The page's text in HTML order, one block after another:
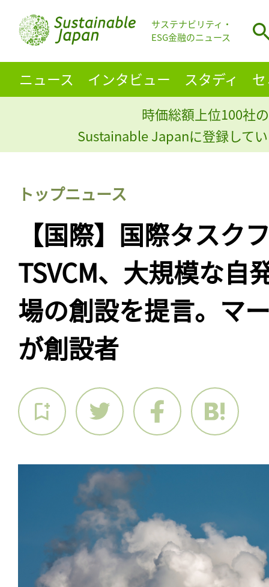
サステナビリティ・
ESG金融のニュース
ニュース インタビュー スタディ
時価総額上位100社
Sustainable Japanに登録して
トップニュース
【国際】国際タスク
TSVCM、大規模な自
場の創設を提言。マ
が創設者